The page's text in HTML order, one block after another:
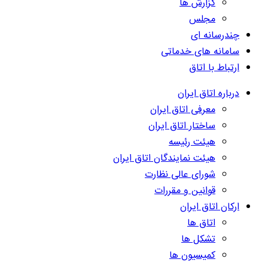
گزارش ها
مجلس
چندرسانه ای
سامانه های خدماتی
ارتباط با اتاق
درباره اتاق ایران
معرفی اتاق ایران
ساختار اتاق ایران
هیئت رئیسه
هیئت نمایندگان اتاق ایران
شورای عالی نظارت
قوانین و مقررات
ارکان اتاق ایران
اتاق ها
تشکل ها
کمیسیون ها